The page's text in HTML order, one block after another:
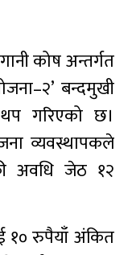
कोष अन्तर्गत
बन्दमुखी
गरिएको छ।
व्यवस्थापकले
अवधि जेठ १२
१० रुपैयाँ अंकित